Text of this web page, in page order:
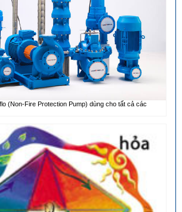
(Non-Fire Protection Pump) dùng cho tất cả các